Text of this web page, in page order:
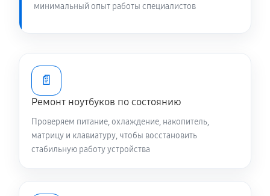
1200 руб 60 минут
EM079T (90NB0RZ1-M01050)
Замена видеокарты ноутбука Asus 13 UX363EA-
EM079T (90NB0RZ1-M01050)
1440 руб 60 минут
минимальный опыт работы специалистов
📄
Ремонт ноутбуков по состоянию
Проверяем питание, охлаждение, накопитель,
матрицу и клавиатуру, чтобы восстановить
стабильную работу устройства